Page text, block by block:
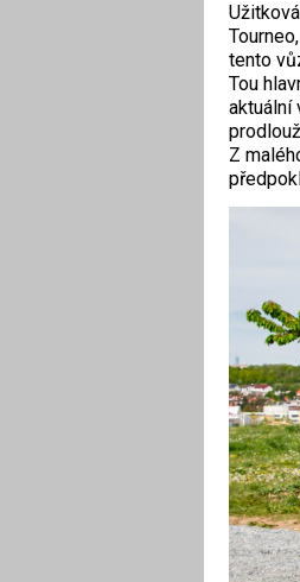
tento
Tou
aktuální
Z